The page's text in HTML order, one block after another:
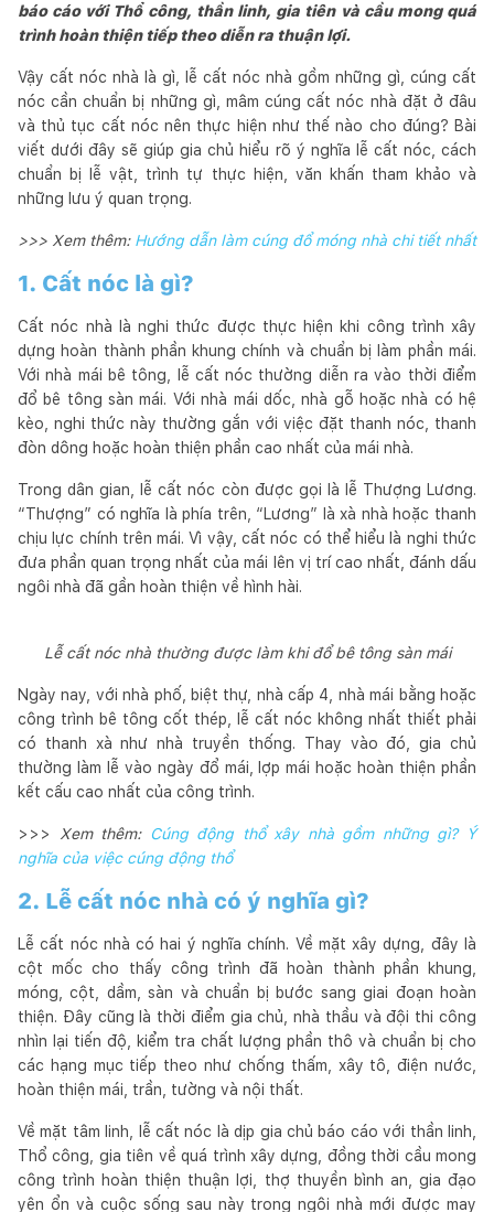
báo cáo với Thổ công, thần linh, gia tiên và cầu mong quá
trình hoàn thiện tiếp theo diễn ra thuận lợi.
Vậy cất nóc nhà là gì, lễ cất nóc nhà gồm những gì, cúng cất
nóc cần chuẩn bị những gì, mâm cúng cất nóc nhà đặt ở đâu
và thủ tục cất nóc nên thực hiện như thế nào cho đúng? Bài
viết dưới đây sẽ giúp gia chủ hiểu rõ ý nghĩa lễ cất nóc, cách
chuẩn bị lễ vật, trình tự thực hiện, văn khấn tham khảo và
những lưu ý quan trọng.
>>> Xem thêm: Hướng dẫn làm cúng đổ móng nhà chi tiết nhất
1. Cất nóc là gì?
Cất nóc nhà là nghi thức được thực hiện khi công trình xây
dựng hoàn thành phần khung chính và chuẩn bị làm phần mái.
Với nhà mái bê tông, lễ cất nóc thường diễn ra vào thời điểm
đổ bê tông sàn mái. Với nhà mái dốc, nhà gỗ hoặc nhà có hệ
kèo, nghi thức này thường gắn với việc đặt thanh nóc, thanh
đòn dông hoặc hoàn thiện phần cao nhất của mái nhà.
Trong dân gian, lễ cất nóc còn được gọi là lễ Thượng Lương.
“Thượng” có nghĩa là phía trên, “Lương” là xà nhà hoặc thanh
chịu lực chính trên mái. Vì vậy, cất nóc có thể hiểu là nghi thức
đưa phần quan trọng nhất của mái lên vị trí cao nhất, đánh dấu
ngôi nhà đã gần hoàn thiện về hình hài.
Lễ cất nóc nhà thường được làm khi đổ bê tông sàn mái
Ngày nay, với nhà phố, biệt thự, nhà cấp 4, nhà mái bằng hoặc
công trình bê tông cốt thép, lễ cất nóc không nhất thiết phải
có thanh xà như nhà truyền thống. Thay vào đó, gia chủ
thường làm lễ vào ngày đổ mái, lợp mái hoặc hoàn thiện phần
kết cấu cao nhất của công trình.
>>> Xem thêm: Cúng động thổ xây nhà gồm những gì? Ý
nghĩa của việc cúng động thổ
2. Lễ cất nóc nhà có ý nghĩa gì?
Lễ cất nóc nhà có hai ý nghĩa chính. Về mặt xây dựng, đây là
cột mốc cho thấy công trình đã hoàn thành phần khung,
móng, cột, dầm, sàn và chuẩn bị bước sang giai đoạn hoàn
thiện. Đây cũng là thời điểm gia chủ, nhà thầu và đội thi công
nhìn lại tiến độ, kiểm tra chất lượng phần thô và chuẩn bị cho
các hạng mục tiếp theo như chống thấm, xây tô, điện nước,
hoàn thiện mái, trần, tường và nội thất.
Về mặt tâm linh, lễ cất nóc là dịp gia chủ báo cáo với thần linh,
Thổ công, gia tiên về quá trình xây dựng, đồng thời cầu mong
công trình hoàn thiện thuận lợi, thợ thuyền bình an, gia đạo
yên ổn và cuộc sống sau này trong ngôi nhà mới được may